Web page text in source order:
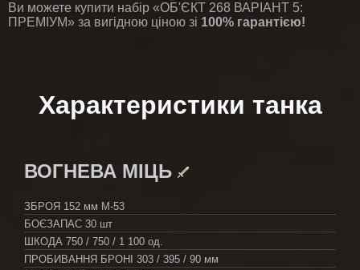
Ви можете купити набір «ОБ'ЄКТ 268 ВАРІАНТ 5:
ПРЕМІУМ» за вигідною ціною зі 100% гарантією!
Характеристики танка
ВОГНЕВА МІЦЬ
ЗБРОЯ 152 мм М-53
БОЄЗАПАС 30 шт
ШКОДА 750 / 750 / 1 100 од.
ПРОБИВАННЯ БРОНІ 303 / 395 / 90 мм